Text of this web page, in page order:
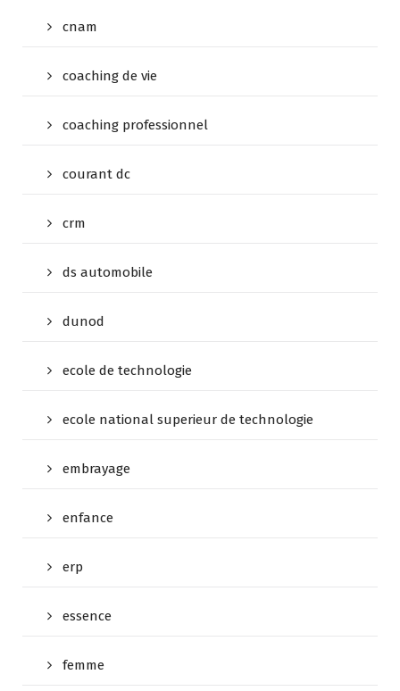
cnam
coaching de vie
coaching professionnel
courant dc
crm
ds automobile
dunod
ecole de technologie
ecole national superieur de technologie
embrayage
enfance
erp
essence
femme